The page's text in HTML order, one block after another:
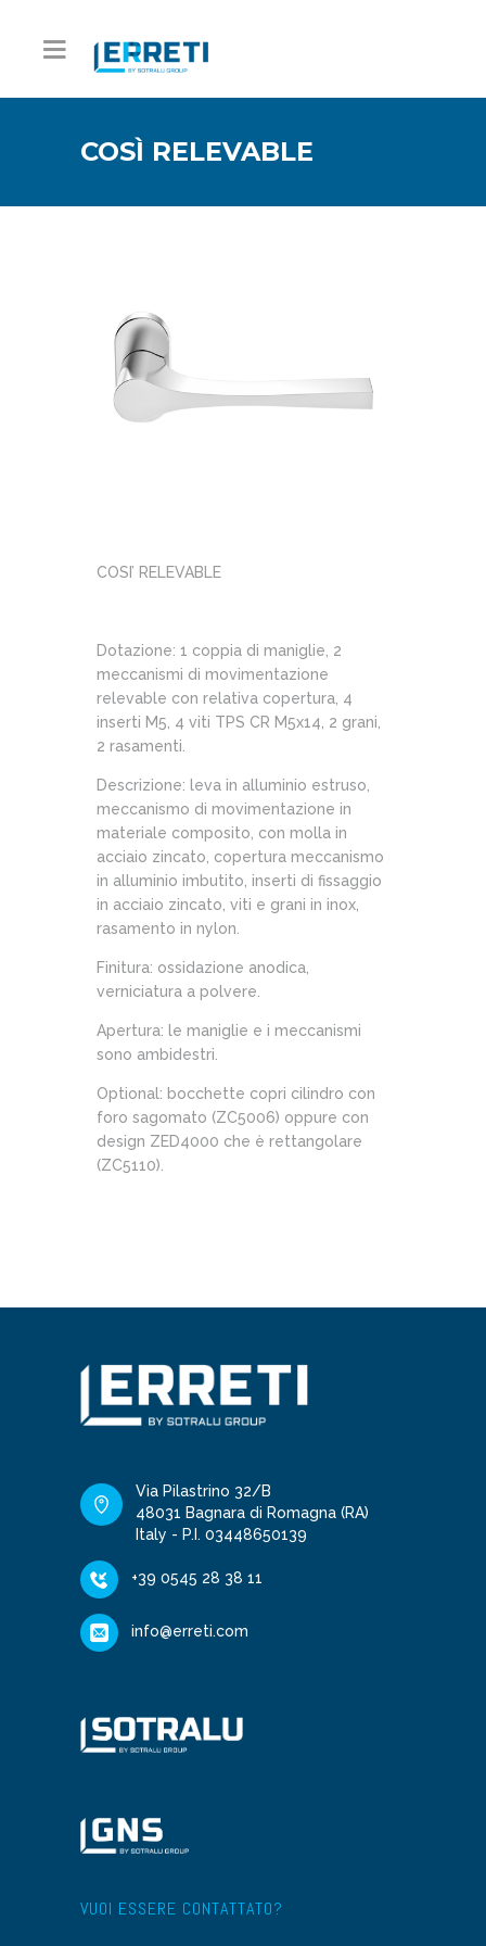
COSÌ RELEVABLE
COSI’ RELEVABLE
Dotazione: 1 coppia di maniglie, 2
meccanismi di movimentazione
relevable con relativa copertura, 4
inserti M5, 4 viti TPS CR M5x14, 2 grani,
2 rasamenti.
Descrizione: leva in alluminio estruso,
meccanismo di movimentazione in
materiale composito, con molla in
acciaio zincato, copertura meccanismo
in alluminio imbutito, inserti di fissaggio
in acciaio zincato, viti e grani in inox,
rasamento in nylon.
Finitura: ossidazione anodica,
verniciatura a polvere.
Apertura: le maniglie e i meccanismi
sono ambidestri.
Optional: bocchette copri cilindro con
foro sagomato (ZC5006) oppure con
design ZED4000 che è rettangolare
(ZC5110).
Via Pilastrino 32/B
48031 Bagnara di Romagna (RA)
Italy - P.I. 03448650139
+39 0545 28 38 11
info@erreti.com
VUOI ESSERE CONTATTATO?